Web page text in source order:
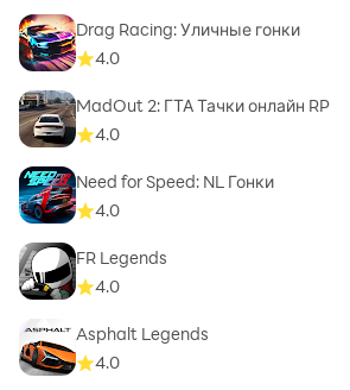
Drag Racing: Уличные гонки
4.0
MadOut 2: ГТА Тачки онлайн RP
4.0
Need for Speed: NL Гонки
4.0
FR Legends
4.0
Asphalt Legends
4.0